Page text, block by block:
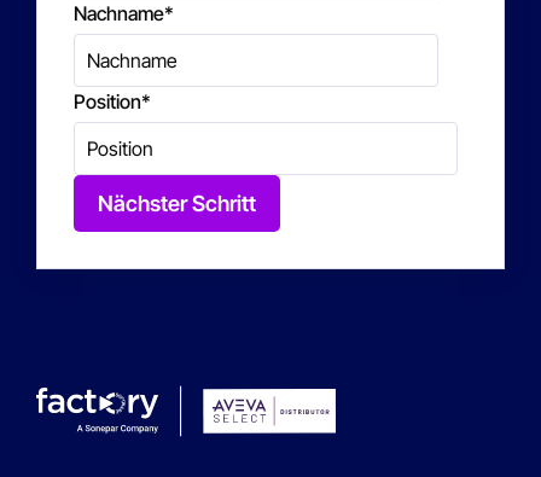
Nachname*
Position*
Nächster Schritt